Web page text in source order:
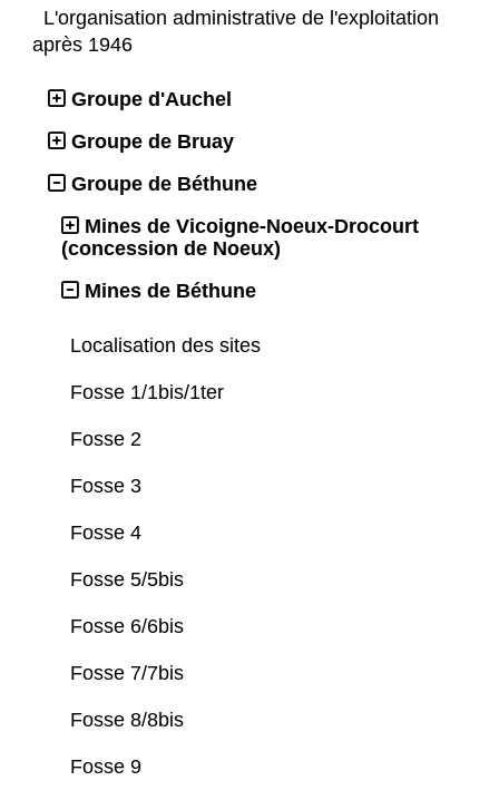
L'organisation administrative de l'exploitation
après 1946
Groupe d'Auchel
Groupe de Bruay
Groupe de Béthune
Mines de Vicoigne-Noeux-Drocourt
(concession de Noeux)
Mines de Béthune
Localisation des sites
Fosse 1/1bis/1ter
Fosse 2
Fosse 3
Fosse 4
Fosse 5/5bis
Fosse 6/6bis
Fosse 7/7bis
Fosse 8/8bis
Fosse 9